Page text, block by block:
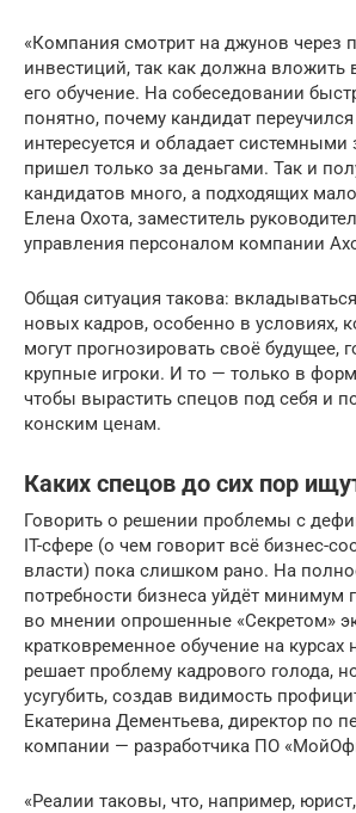
«Компания смотрит на джунов через
инвестиций, так как должна вложить
его обучение. На собеседовании
понятно, почему кандидат
интересуется и обладает
пришел только за деньгами. Так и
кандидатов много, а подходящих
Елена Охота, заместитель
управления персоналом компании
Общая ситуация такова:
новых кадров, особенно в условиях,
могут прогнозировать своё будущее,
крупные игроки. И то — только в
чтобы вырастить спецов под себя и
конским ценам.
Каких спецов до сих пор
Говорить о решении проблемы с
IT-сфере (о чем говорит всё бизнес-
власти) пока слишком рано. На
потребности бизнеса уйдёт минимум
во мнении опрошенные «Секретом»
кратковременное обучение на курсах
решает проблему кадрового голода,
усугубить, создав видимость
Екатерина Дементьева, директор по
компании — разработчика ПО
«Реалии таковы, что, например,